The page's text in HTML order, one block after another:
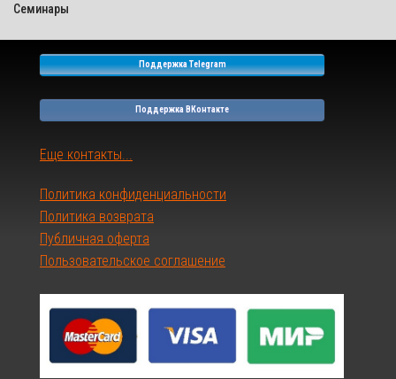
Семинары
Поддержка Telegram
Поддержка ВКонтакте
Еще контакты...
Политика конфиденциальности
Политика возврата
Публичная оферта
Пользовательское соглашение